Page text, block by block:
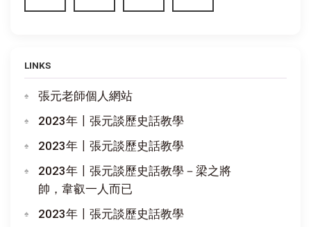
LINKS
張元老師個人網站
2023年〡張元談歷史話教學
2023年〡張元談歷史話教學
2023年〡張元談歷史話教學－梁之將
帥，韋叡一人而已
2023年〡張元談歷史話教學